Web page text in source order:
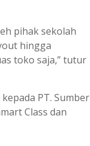
pihak sekolah
hingga
toko saja,” tutur
PT. Sumber
Class dan